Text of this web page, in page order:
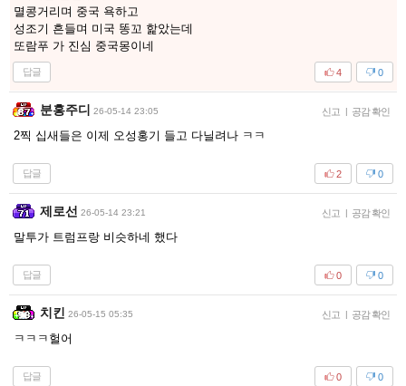
멸콩거리며 중국 욕하고
성조기 흔들며 미국 똥꼬 핥았는데
또람푸 가 진심 중국몽이네
답글 0
4
분홍주디 26-05-14 23:05 신고 | 공감 확인
2찍 십새들은 이제 오성홍기 들고 다닐려나 ㅋㅋ
답글 0
2
제로선 26-05-14 23:21 신고 | 공감 확인
말투가 트럼프랑 비슷하네 했다
답글 0
0
치킨 26-05-15 05:35 신고 | 공감 확인
ㅋㅋㅋ헐어
답글 0
0